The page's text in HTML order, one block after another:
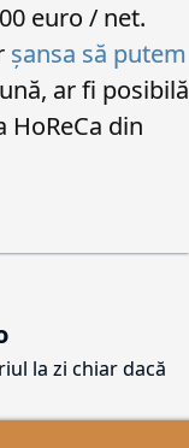
euro / net.
șansa să putem
ar fi posibilă
din
la zi chiar dacă